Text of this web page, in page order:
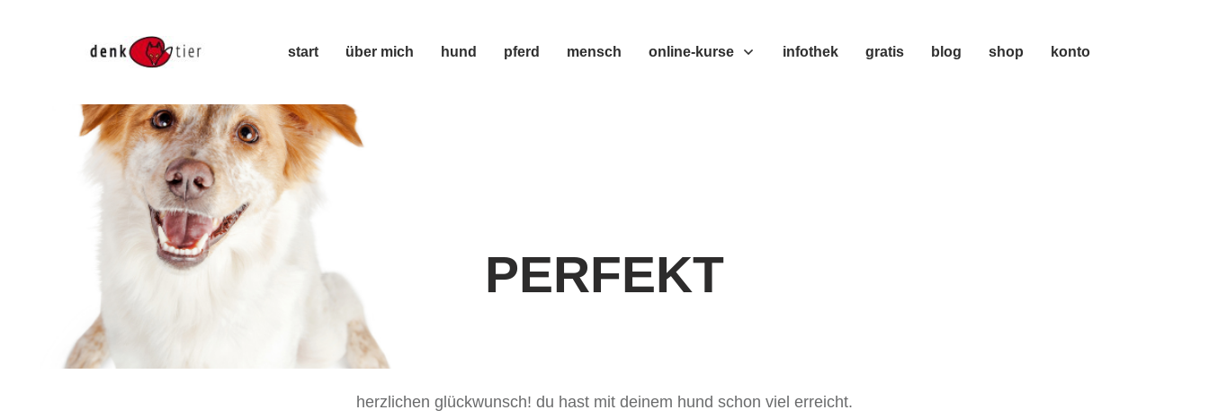
start über mich hund pferd mensch online-kurse infothek gratis blog shop konto
PERFEKT
herzlichen glückwunsch! du hast mit deinem hund schon viel erreicht.